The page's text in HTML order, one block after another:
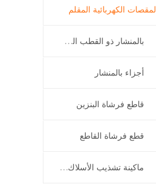
المقصات الكهربائية المقلم
بالمنشار ذو القطب الطويل
أجزاء بالمنشار
قاطع فرشاة البنزين
قطع فرشاة القاطع
ماكينة تشذيب الأسلاك اللاسلكية